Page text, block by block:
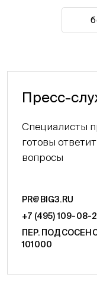
Пресс-
Специалисты
готовы
вопросы
PR@BIG3.RU
+7 (495) 109-08-
ПЕР.
101000